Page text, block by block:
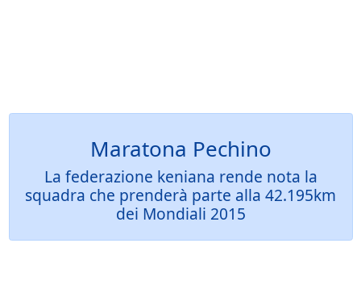
Maratona Pechino
La federazione keniana rende nota la
squadra che prenderà parte alla 42.195km
dei Mondiali 2015